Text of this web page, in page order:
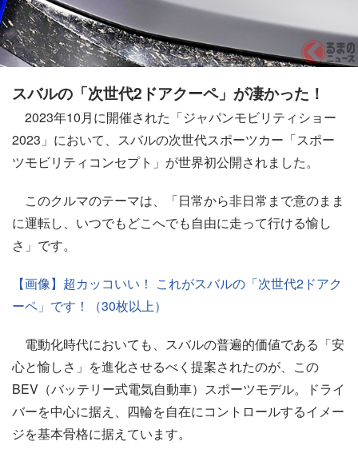
スバルの「次世代2ドアクーペ」が凄かった！
2023年10月に開催された「ジャパンモビリティショー
2023」において、スバルの次世代スポーツカー「スポー
ツモビリティコンセプト」が世界初公開されました。
このクルマのテーマは、「日常から非日常まで意のまま
に運転し、いつでもどこへでも自由に走って行ける愉し
さ」です。
【画像】超カッコいい！ これがスバルの「次世代2ドアク
ーペ」です！（30枚以上）
電動化時代においても、スバルの普遍的価値である「安
心と愉しさ」を進化させるべく提案されたのが、この
BEV（バッテリー式電気自動車）スポーツモデル。ドライ
バーを中心に据え、四輪を自在にコントロールするイメー
ジを基本骨格に据えています。